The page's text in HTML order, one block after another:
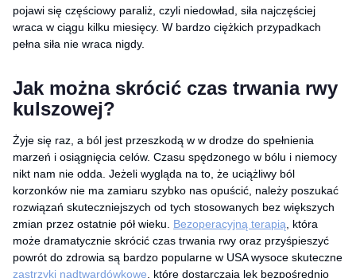
pojawi się częściowy paraliż, czyli niedowład, siła najczęściej
wraca w ciągu kilku miesięcy. W bardzo ciężkich przypadkach
pełna siła nie wraca nigdy.
Jak można skrócić czas trwania rwy
kulszowej?
Żyje się raz, a ból jest przeszkodą w w drodze do spełnienia
marzeń i osiągnięcia celów. Czasu spędzonego w bólu i niemocy
nikt nam nie odda. Jeżeli wygląda na to, że uciążliwy ból
korzonków nie ma zamiaru szybko nas opuścić, należy poszukać
rozwiązań skuteczniejszych od tych stosowanych bez większych
zmian przez ostatnie pół wieku. Bezoperacyjną terapią , która
może dramatycznie skrócić czas trwania rwy oraz przyśpieszyć
powrót do zdrowia są bardzo popularne w USA wysoce skuteczne
zastrzyki nadtwardówkowe , które dostarczają lek bezpośrednio